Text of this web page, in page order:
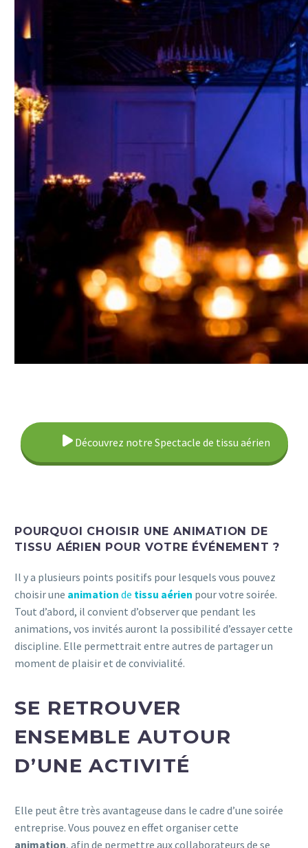
Découvrez notre Spectacle de tissu aérien
POURQUOI CHOISIR UNE ANIMATION DE
TISSU AÉRIEN POUR VOTRE ÉVÉNEMENT ?
Il y a plusieurs points positifs pour lesquels vous pouvez
choisir une animation de tissu aérien pour votre soirée.
Tout d’abord, il convient d’observer que pendant les
animations, vos invités auront la possibilité d’essayer cette
discipline. Elle permettrait entre autres de partager un
moment de plaisir et de convivialité.
SE RETROUVER
ENSEMBLE AUTOUR
D’UNE ACTIVITÉ
Elle peut être très avantageuse dans le cadre d’une soirée
entreprise. Vous pouvez en effet organiser cette
animation, afin de permettre aux collaborateurs de se